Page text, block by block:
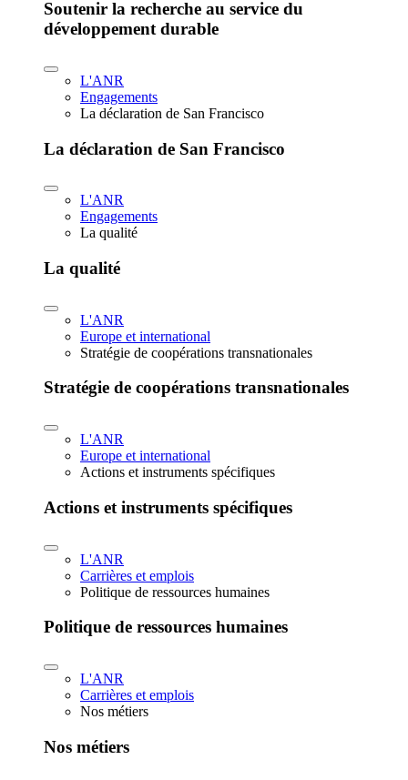
Soutenir la recherche au service du
développement durable
L'ANR
Engagements
La déclaration de San Francisco
La déclaration de San Francisco
L'ANR
Engagements
La qualité
La qualité
L'ANR
Europe et international
Stratégie de coopérations transnationales
Stratégie de coopérations transnationales
L'ANR
Europe et international
Actions et instruments spécifiques
Actions et instruments spécifiques
L'ANR
Carrières et emplois
Politique de ressources humaines
Politique de ressources humaines
L'ANR
Carrières et emplois
Nos métiers
Nos métiers